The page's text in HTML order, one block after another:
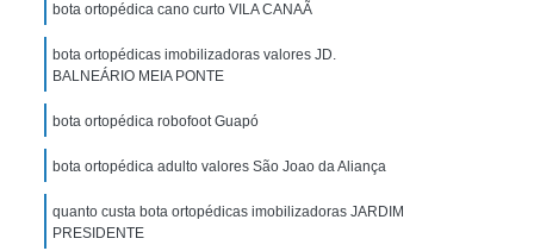
Joelheira Ortopédica Articulada
Joelheira Ortopédica com Velcro
Joelheira Ortopédica para Dor no Joelho
Joelheira Ortopédica Tipo Articulada
Joelheira para Firmar o Joelho
Muleta Axilar
Muleta com Apoio de Braço
bota ortopédica cano curto VILA CANAÃ
bota ortopédicas imobilizadoras valores JD.
BALNEÁRIO MEIA PONTE
bota ortopédica robofoot Guapó
bota ortopédica adulto valores São Joao da Aliança
quanto custa bota ortopédicas imobilizadoras JARDIM
PRESIDENTE